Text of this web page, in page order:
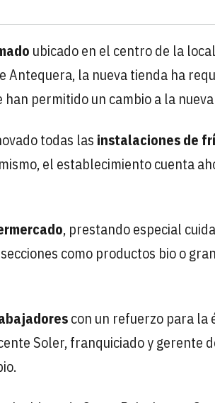
ubicado en el centro de la
la nueva tienda ha
permitido un cambio a la
todas las instalaciones de
el establecimiento cuenta
, prestando especial
como productos bio o
con un refuerzo para la
Soler, franquiciado y gerente